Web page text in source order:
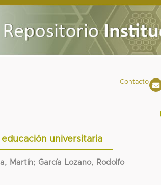
Contacto
universitaria
Martín; García Lozano, Rodolfo